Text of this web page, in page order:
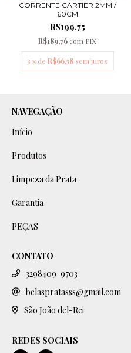
CORRENTE CARTIER 2MM /
60CM
R$199,75
R$189,76 com PIX
3 x de R$66,58 sem juros
NAVEGAÇÃO
Início
Produtos
Limpeza da Prata
Garantia
PEÇAS
CONTATO
3298409-9703
belaspratasss@gmail.com
São João del-Rei
REDES SOCIAIS